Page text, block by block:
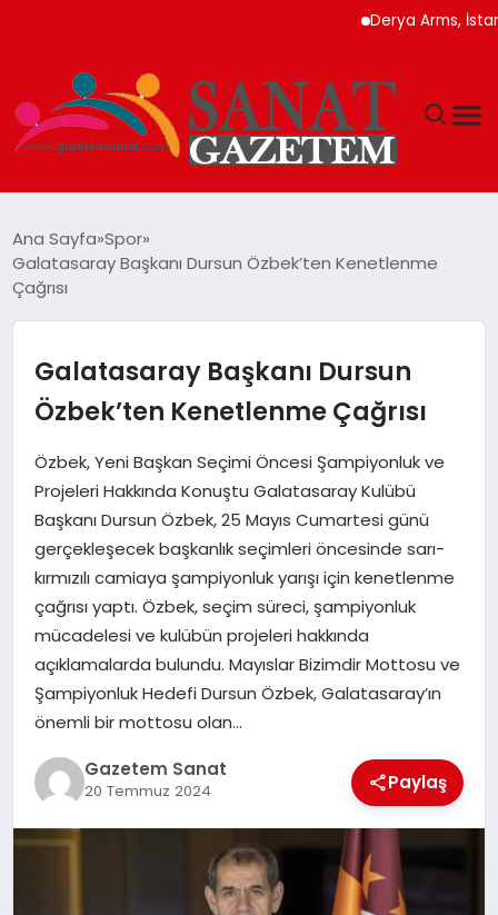
Derya Arms,
TEKNOLOJI
SPOR
YAŞAM
EKONOMI
SAĞLIK
DÜNYA
EĞITIM
Ana Sayfa Spor
Galatasaray Başkanı Dursun Özbek’ten Kenetlenme
Çağrısı
Galatasaray Başkanı Dursun
Özbek’ten Kenetlenme Çağrısı
Özbek, Yeni Başkan Seçimi Öncesi Şampiyonluk ve
Projeleri Hakkında Konuştu Galatasaray Kulübü
Başkanı Dursun Özbek, 25 Mayıs Cumartesi günü
gerçekleşecek başkanlık seçimleri öncesinde sarı-
kırmızılı camiaya şampiyonluk yarışı için kenetlenme
çağrısı yaptı. Özbek, seçim süreci, şampiyonluk
mücadelesi ve kulübün projeleri hakkında
açıklamalarda bulundu. Mayıslar Bizimdir Mottosu ve
Şampiyonluk Hedefi Dursun Özbek, Galatasaray’ın
önemli bir mottosu olan…
Gazetem Sanat
20 Temmuz 2024 Paylaş